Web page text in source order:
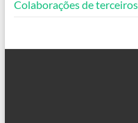
Colaborações de